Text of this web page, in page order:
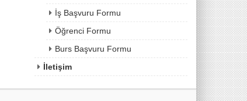
İş Başvuru Formu
Öğrenci Formu
Burs Başvuru Formu
İletişim